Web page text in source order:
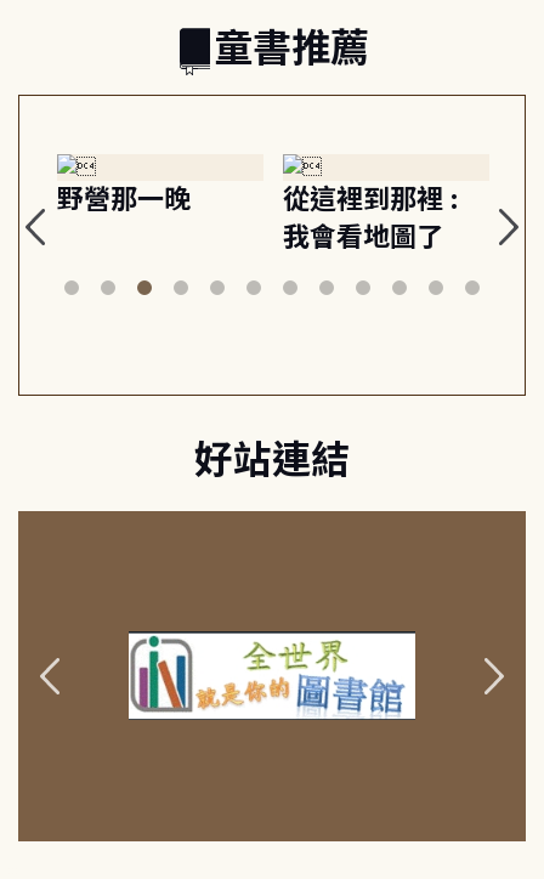
童書推薦
野營那一晚
從這裡到那裡 :
我會看地圖了
美
好站連結